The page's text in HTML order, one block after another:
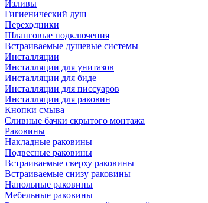
Изливы
Гигиенический душ
Переходники
Шланговые подключения
Встраиваемые душевые системы
Инсталляции
Инсталляции для унитазов
Инсталляции для биде
Инсталляции для писсуаров
Инсталляции для раковин
Кнопки смыва
Сливные бачки скрытого монтажа
Раковины
Накладные раковины
Подвесные раковины
Встраиваемые сверху раковины
Встраиваемые снизу раковины
Напольные раковины
Мебельные раковины